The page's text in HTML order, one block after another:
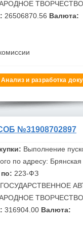
26506870.56 Валюта:
Анализ и разработка
№31908702897
Выполнение
по адресу:
223-ФЗ
ГОСУДАРСТВЕННОЕ
316904.00 Валюта: